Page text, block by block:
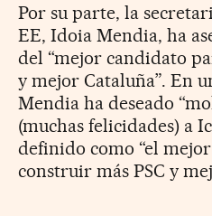
Por su parte, la
EE, Idoia Mendia, ha
del “mejor candidato
y mejor Cataluña”. En
Mendia ha deseado
(muchas felicidades) a
definido como “el
construir más PSC y